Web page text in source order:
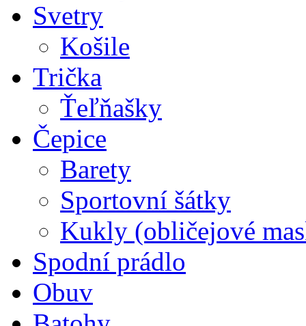
Svetry
Košile
Trička
Ťeľňašky
Čepice
Barety
Sportovní šátky
Kukly (obličejové
Spodní prádlo
Obuv